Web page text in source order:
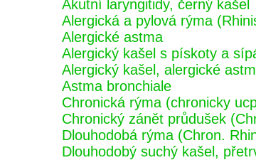
Akutní laryngitidy, černý kašel
Alergická a pylová rýma
Alergické astma
Alergický kašel s pískoty a
Alergický kašel, alergické
Astma bronchiale
Chronická rýma (chronicky
Chronický zánět průdušek
Dlouhodobá rýma (Chron.
Dlouhodobý suchý kašel,